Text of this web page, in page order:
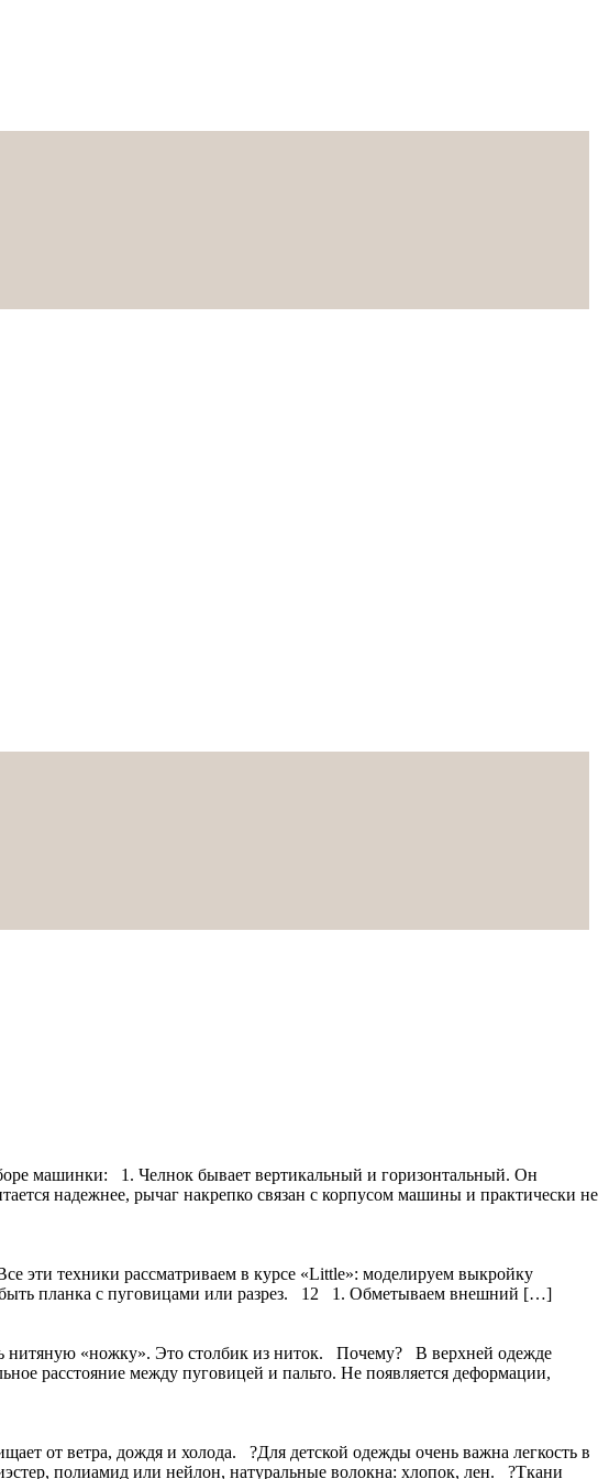
машинки: 1. Челнок бывает вертикальный и горизонтальный. Он
надежнее, рычаг накрепко связан с корпусом машины и практически не
эти техники рассматриваем в курсе «Little»: моделируем выкройку
быть планка с пуговицами или разрез. 12 1. Обметываем внешний […]
нитяную «ножку». Это столбик из ниток. Почему? В верхней одежде
расстояние между пуговицей и пальто. Не появляется деформации,
от ветра, дождя и холода. ?Для детской одежды очень важна легкость в
полиамид или нейлон, натуральные волокна: хлопок, лен. ?Ткани